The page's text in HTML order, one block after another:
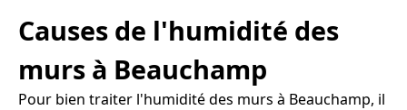
Causes de l'humidité des
murs à Beauchamp
Pour bien traiter l'humidité des murs à Beauchamp, il